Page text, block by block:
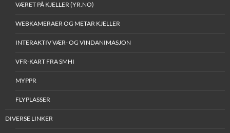
VÆRET PÅ KJELLER (YR.NO)
WEBKAMERAER OG METAR KJELLER
INTERAKTIV VÆR- OG VINDANIMASJON
VFR-KART FRA SMHI
MYPPR
FLYPLASSER
DIVERSE LINKER